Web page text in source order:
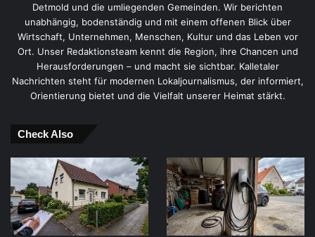
Detmold und die umliegenden Gemeinden. Wir berichten
unabhängig, bodenständig und mit einem offenen Blick über
Wirtschaft, Unternehmen, Menschen, Kultur und das Leben vor
Ort. Unser Redaktionsteam kennt die Region, ihre Chancen und
Herausforderungen – und macht sie sichtbar. Kalletaler
Nachrichten steht für modernen Lokaljournalismus, der informiert,
Orientierung bietet und die Vielfalt unserer Heimat stärkt.
Check Also